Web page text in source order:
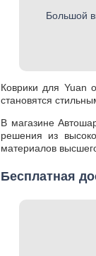
Большой
Коврики для Yuan
становятся
В магазине
решения из
материалов
Бесплатная